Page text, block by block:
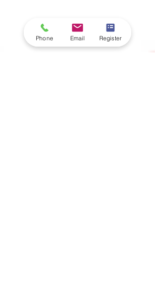
Phone Email Register